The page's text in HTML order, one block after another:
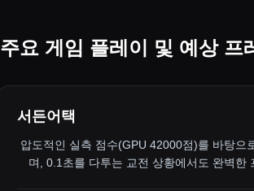
주요 게임 플레이 및 예상 프
서든어택
압도적인 실측 점수(GPU 42000점)를 바탕으
며, 0.1초를 다투는 교전 상황에서도 완벽한